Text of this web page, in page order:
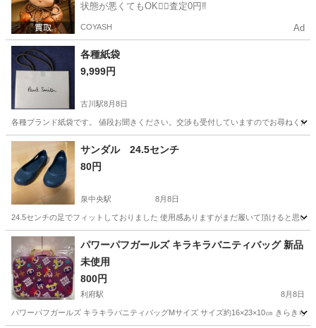
状態が悪くてもOK🙆‍♀️査定0円‼️
COYASH Ad
各種紙袋
9,999円
古川駅8月8日
各種ブランド紙袋です。 値段お聞きください。交渉も受付していますのでお尋ねくだ
宮城 大崎市 古川駅 バッグ
サンダル 24.5センチ
80円
泉中央駅 8月8日
24.5センチの足でフィットしておりました 使用感ありますがまだ履いて頂けると思
宮城 黒川郡 泉中央駅 靴
パワーパフガールズ キラキラバニティバッグ 新品
未使用
800円
利府駅 8月8日
パワーパフガールズ キラキラバニティバッグMサイズ サイズ約16×23×10㎝ きらき